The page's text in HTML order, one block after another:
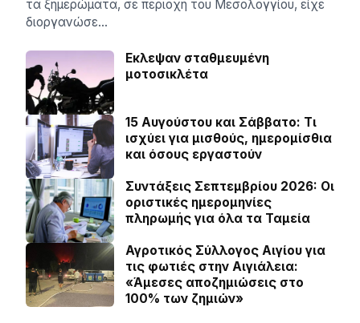
τα ξημερώματα, σε περιοχή του Μεσολογγίου, είχε
διοργανώσε…
Εκλεψαν σταθμευμένη
μοτοσικλέτα
15 Αυγούστου και Σάββατο: Τι
ισχύει για μισθούς, ημερομίσθια
και όσους εργαστούν
Συντάξεις Σεπτεμβρίου 2026: Οι
οριστικές ημερομηνίες
πληρωμής για όλα τα Ταμεία
Αγροτικός Σύλλογος Αιγίου για
τις φωτιές στην Αιγιάλεια:
«Άμεσες αποζημιώσεις στο
100% των ζημιών»